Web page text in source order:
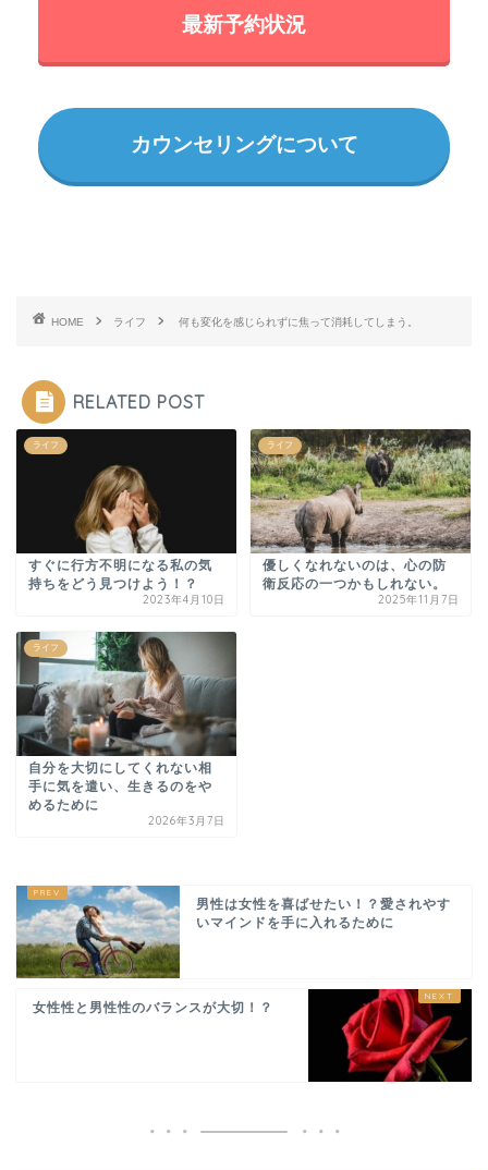
最新予約状況
カウンセリングについて
HOME ライフ 何も変化を感じられずに焦って消耗してしまう。
RELATED POST
ライフ
すぐに行方不明になる私の気
持ちをどう見つけよう！？
2023年4月10日
ライフ
優しくなれないのは、心の防
衛反応の一つかもしれない。
2025年11月7日
ライフ
自分を大切にしてくれない相
手に気を遣い、生きるのをや
めるために
2026年3月7日
男性は女性を喜ばせたい！？愛されやす
いマインドを手に入れるために
女性性と男性性のバランスが大切！？